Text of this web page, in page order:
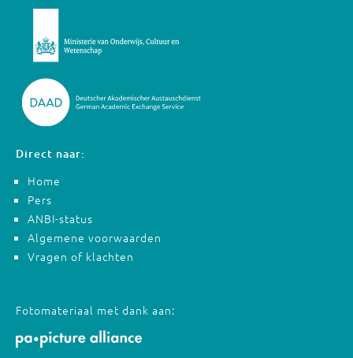
Direct naar:
Home
Pers
ANBI-status
Algemene voorwaarden
Vragen of klachten
Fotomateriaal met dank aan: